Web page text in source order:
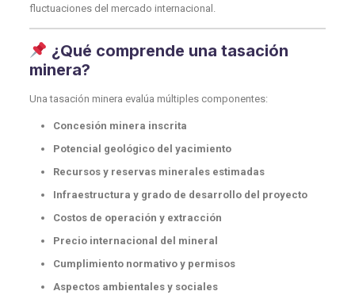
fluctuaciones del mercado internacional.
¿Qué comprende una tasación
minera?
Una tasación minera evalúa múltiples componentes:
Concesión minera inscrita
Potencial geológico del yacimiento
Recursos y reservas minerales estimadas
Infraestructura y grado de desarrollo del proyecto
Costos de operación y extracción
Precio internacional del mineral
Cumplimiento normativo y permisos
Aspectos ambientales y sociales